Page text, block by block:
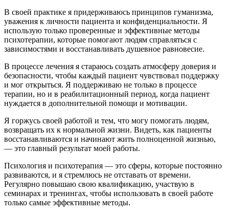
В своей практике я придерживаюсь принципов гуманизма,
уважения к личности пациента и конфиденциальности. Я
использую только проверенные и эффективные методы
психотерапии, которые помогают людям справляться с
зависимостями и восстанавливать душевное равновесие.
В процессе лечения я стараюсь создать атмосферу доверия и
безопасности, чтобы каждый пациент чувствовал поддержку
и мог открыться. Я поддерживаю не только в процессе
терапии, но и в реабилитационный период, когда пациент
нуждается в дополнительной помощи и мотивации.
Я горжусь своей работой и тем, что могу помогать людям,
возвращать их к нормальной жизни. Видеть, как пациенты
восстанавливаются и начинают жить полноценной жизнью,
— это главный результат моей работы.
Психология и психотерапия — это сферы, которые постоянно
развиваются, и я стремлюсь не отставать от времени.
Регулярно повышаю свою квалификацию, участвую в
семинарах и тренингах, чтобы использовать в своей работе
только самые эффективные методы.